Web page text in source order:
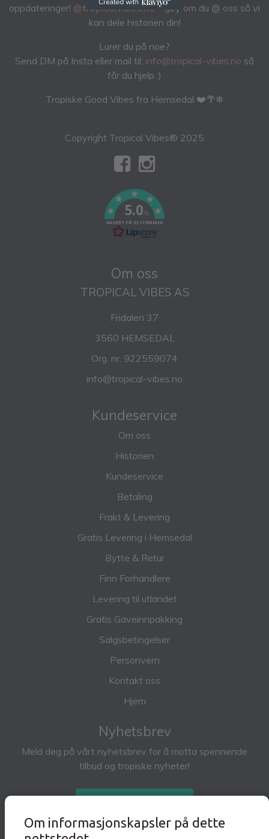
oppdateringer! @tropicalvibes.no– gøy om du @ oss så vi
kan dele historien din!
Lurer du på noe?
Send DM på Insta eller mail til: info@tropical-vibes.no så
får du hjelp :)
Tropiske Good Vibes fra Hemsedal ❤️🌴❄
Copyright Tropical Vibes® 2025
5.0/5
BASERT PÅ 82 STEMMER
Om oss
TROPICAL VIBES AS
Fridalen 37
3560 HEMSEDAL
Org. nr. 922559074
info@tropical-vibes.no
Kundeservice
Om oss
Historien
Kundeservice
Betaling
Frakt & Levering
Gratis Levering i Hemsedal
Bytte & Retur
Finn Forhandlere
Levering til utlandet
Gratis Gaveinnpakking
Salgsbetingelser
Personvern
Kontakt oss
Hjem
Nyhetsbrev
Meld deg på vårt nyhetsbrev for å motta spennende
tilbud og tropiske nyheter!
Abonner på nyhetsbrev
Om informasjonskapsler på dette